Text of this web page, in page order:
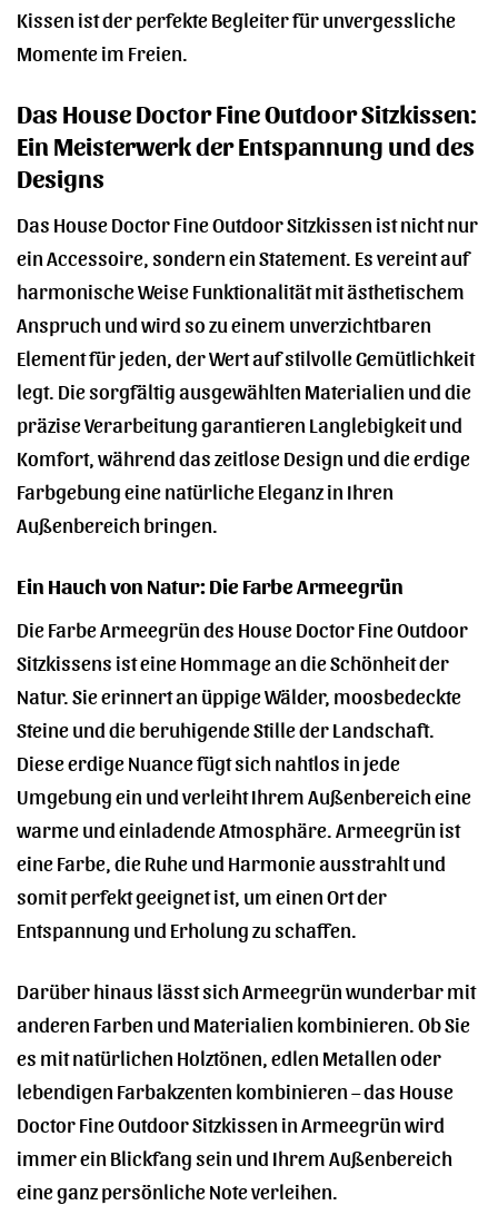
Kissen ist der perfekte Begleiter für unvergessliche
Momente im Freien.
Das House Doctor Fine Outdoor Sitzkissen:
Ein Meisterwerk der Entspannung und des
Designs
Das House Doctor Fine Outdoor Sitzkissen ist nicht nur
ein Accessoire, sondern ein Statement. Es vereint auf
harmonische Weise Funktionalität mit ästhetischem
Anspruch und wird so zu einem unverzichtbaren
Element für jeden, der Wert auf stilvolle Gemütlichkeit
legt. Die sorgfältig ausgewählten Materialien und die
präzise Verarbeitung garantieren Langlebigkeit und
Komfort, während das zeitlose Design und die erdige
Farbgebung eine natürliche Eleganz in Ihren
Außenbereich bringen.
Ein Hauch von Natur: Die Farbe Armeegrün
Die Farbe Armeegrün des House Doctor Fine Outdoor
Sitzkissens ist eine Hommage an die Schönheit der
Natur. Sie erinnert an üppige Wälder, moosbedeckte
Steine und die beruhigende Stille der Landschaft.
Diese erdige Nuance fügt sich nahtlos in jede
Umgebung ein und verleiht Ihrem Außenbereich eine
warme und einladende Atmosphäre. Armeegrün ist
eine Farbe, die Ruhe und Harmonie ausstrahlt und
somit perfekt geeignet ist, um einen Ort der
Entspannung und Erholung zu schaffen.
Darüber hinaus lässt sich Armeegrün wunderbar mit
anderen Farben und Materialien kombinieren. Ob Sie
es mit natürlichen Holztönen, edlen Metallen oder
lebendigen Farbakzenten kombinieren – das House
Doctor Fine Outdoor Sitzkissen in Armeegrün wird
immer ein Blickfang sein und Ihrem Außenbereich
eine ganz persönliche Note verleihen.